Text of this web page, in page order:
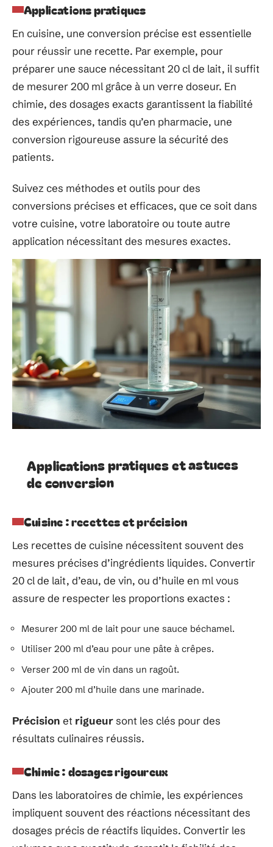
Applications pratiques
En cuisine, une conversion précise est essentielle
pour réussir une recette. Par exemple, pour
préparer une sauce nécessitant 20 cl de lait, il suffit
de mesurer 200 ml grâce à un verre doseur. En
chimie, des dosages exacts garantissent la fiabilité
des expériences, tandis qu’en pharmacie, une
conversion rigoureuse assure la sécurité des
patients.
Suivez ces méthodes et outils pour des
conversions précises et efficaces, que ce soit dans
votre cuisine, votre laboratoire ou toute autre
application nécessitant des mesures exactes.
Applications pratiques et astuces
de conversion
Cuisine : recettes et précision
Les recettes de cuisine nécessitent souvent des
mesures précises d’ingrédients liquides. Convertir
20 cl de lait, d’eau, de vin, ou d’huile en ml vous
assure de respecter les proportions exactes :
Mesurer 200 ml de lait pour une sauce béchamel.
Utiliser 200 ml d’eau pour une pâte à crêpes.
Verser 200 ml de vin dans un ragoût.
Ajouter 200 ml d’huile dans une marinade.
Précision et rigueursont les clés pour des
résultats culinaires réussis.
Chimie : dosages rigoureux
Dans les laboratoires de chimie, les expériences
impliquent souvent des réactions nécessitant des
dosages précis de réactifs liquides. Convertir les